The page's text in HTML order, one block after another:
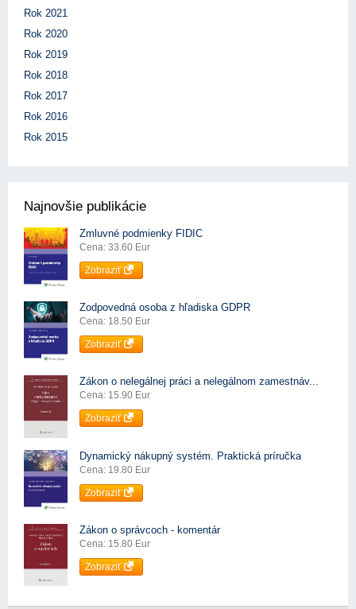
Rok 2021
Rok 2020
Rok 2019
Rok 2018
Rok 2017
Rok 2016
Rok 2015
Najnovšie publikácie
Zmluvné podmienky FIDIC
Cena: 33.60 Eur
Zobraziť
Zodpovedná osoba z hľadiska GDPR
Cena: 18.50 Eur
Zobraziť
Zákon o nelegálnej práci a nelegálnom zamestnáv...
Cena: 15.90 Eur
Zobraziť
Dynamický nákupný systém. Praktická príručka
Cena: 19.80 Eur
Zobraziť
Zákon o správcoch - komentár
Cena: 15.80 Eur
Zobraziť